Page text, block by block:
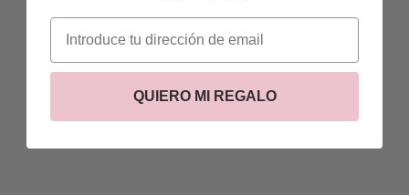
Compartir
correo electrónico
QUIERO MI REGALO